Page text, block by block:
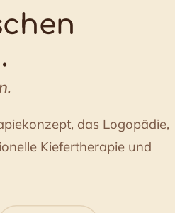
das Logopädie,
Kiefertherapie und